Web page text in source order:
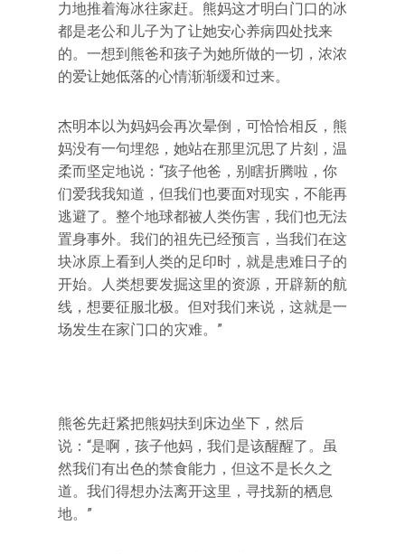
力地推着海冰往家赶。熊妈这才明白门口的冰
都是老公和儿子为了让她安心养病四处找来
的。一想到熊爸和孩子为她所做的一切，浓浓
的爱让她低落的心情渐渐缓和过来。
杰明本以为妈妈会再次晕倒，可恰恰相反，熊
妈没有一句埋怨，她站在那里沉思了片刻，温
柔而坚定地说：“孩子他爸，别瞎折腾啦，你
们爱我我知道，但我们也要面对现实，不能再
逃避了。整个地球都被人类伤害，我们也无法
置身事外。我们的祖先已经预言，当我们在这
块冰原上看到人类的足印时，就是患难日子的
开始。人类想要发掘这里的资源，开辟新的航
线，想要征服北极。但对我们来说，这就是一
场发生在家门口的灾难。”
熊爸先赶紧把熊妈扶到床边坐下，然后
说：“是啊，孩子他妈，我们是该醒醒了。虽
然我们有出色的禁食能力，但这不是长久之
道。我们得想办法离开这里，寻找新的栖息
地。”